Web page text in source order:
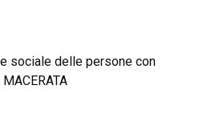
sociale delle persone con